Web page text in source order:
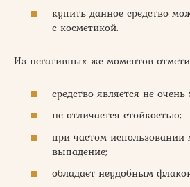
купить данное средство
с косметикой.
Из негативных же моментов
средство является не
не отличается стойкостью;
при частом
выпадение;
обладает неудобным